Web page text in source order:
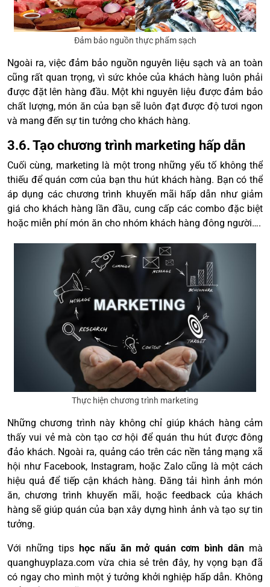
Đảm bảo nguồn thực phẩm sạch
Ngoài ra, việc đảm bảo nguồn nguyên liệu sạch và an toàn
cũng rất quan trọng, vì sức khỏe của khách hàng luôn phải
được đặt lên hàng đầu. Một khi nguyên liệu được đảm bảo
chất lượng, món ăn của bạn sẽ luôn đạt được độ tươi ngon
và mang đến sự tin tưởng cho khách hàng.
3.6. Tạo chương trình marketing hấp dẫn
Cuối cùng, marketing là một trong những yếu tố không thể
thiếu để quán cơm của bạn thu hút khách hàng. Bạn có thể
áp dụng các chương trình khuyến mãi hấp dẫn như giảm
giá cho khách hàng lần đầu, cung cấp các combo đặc biệt
hoặc miễn phí món ăn cho nhóm khách hàng đông người….
Thực hiện chương trình marketing
Những chương trình này không chỉ giúp khách hàng cảm
thấy vui vẻ mà còn tạo cơ hội để quán thu hút được đông
đảo khách. Ngoài ra, quảng cáo trên các nền tảng mạng xã
hội như Facebook, Instagram, hoặc Zalo cũng là một cách
hiệu quả để tiếp cận khách hàng. Đăng tải hình ảnh món
ăn, chương trình khuyến mãi, hoặc feedback của khách
hàng sẽ giúp quán của bạn xây dựng hình ảnh và tạo sự tin
tưởng.
Với những tips học nấu ăn mở quán cơm bình dân mà
quanghuyplaza.com vừa chia sẻ trên đây, hy vọng bạn đã
có ngay cho mình một ý tưởng khởi nghiệp hấp dẫn. Không